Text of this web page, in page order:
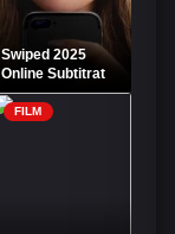
Swiped 2025
Online Subtitrat
FILM